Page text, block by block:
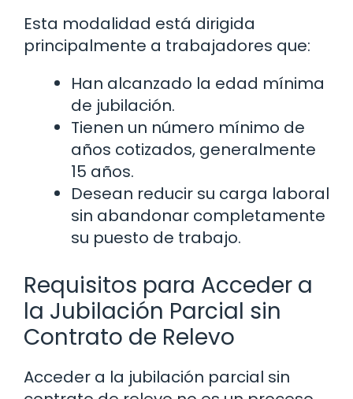
Esta modalidad está dirigida
principalmente a trabajadores que:
Han alcanzado la edad mínima
de jubilación.
Tienen un número mínimo de
años cotizados, generalmente
15 años.
Desean reducir su carga laboral
sin abandonar completamente
su puesto de trabajo.
Requisitos para Acceder a
la Jubilación Parcial sin
Contrato de Relevo
Acceder a la jubilación parcial sin